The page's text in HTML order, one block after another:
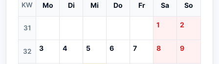
KW Mo Di Mi Do Fr Sa So
31 1 2
32 3 4 5 6 7 8 9